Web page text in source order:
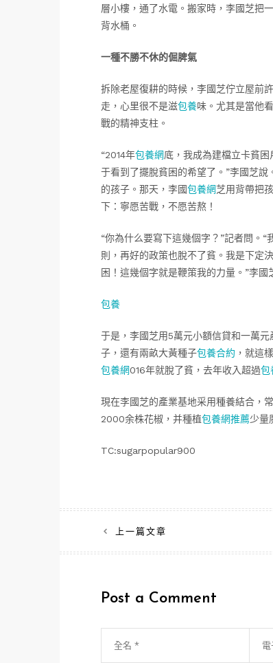
層小樓，通了水電。搬家時，李國芝把
背水桶。
一種不勝不休的倔脾氣
拆除老屋復耕的時候，李國芝佇立屋前
走，心里很不是滋包養味。尤其是當他
戰的精神支柱。
“2014年包養網底，我成為建檔立卡貧
于看到了擺脫貧困的希望了。”李國芝
的孩子。那天，李國包養網芝用背帶把
下：寧愿苦戰，不愿苦熬！
“你為什么要寫下這幾個字？”記者問。
則，再好的政策也脫不了貧。我是下定
困！這幾個字就是鞭策我的力量。”李國
包養
于是，李國芝用5萬元小額信貸和一萬
子，還有兩畝大黃種子包養合約 ，就這
包養網016年就脫了貧，去年收入超過包
現在李國芝的產業基地采用種養結合，
2000余株花椒，并種植包養網推薦少量
TC:sugarpopular900
文
章
覽
上一篇文章
Post a Comment